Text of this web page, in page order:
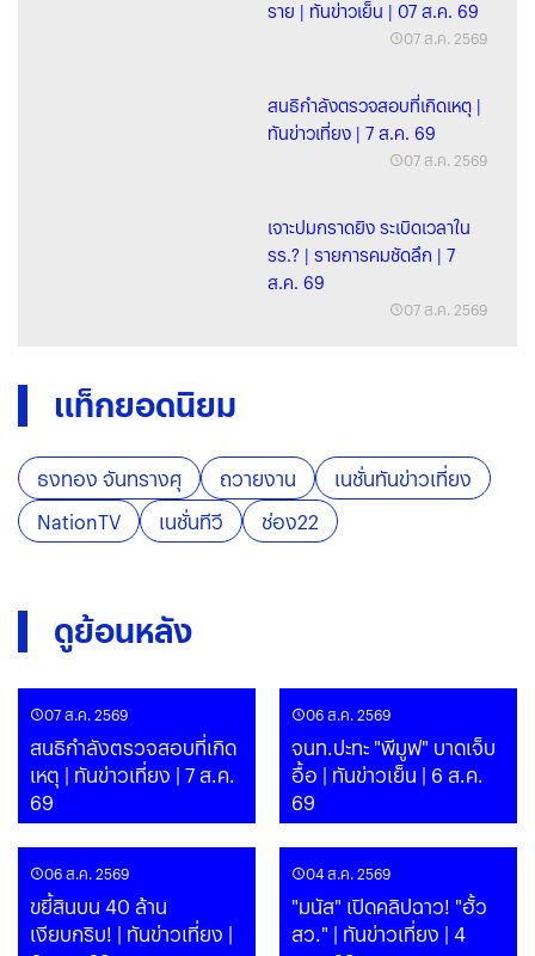
ราย | ทันข่าวเย็น | 07 ส.ค. 69
07 ส.ค. 2569
สนธิกำลังตรวจสอบที่เกิดเหตุ |
ทันข่าวเที่ยง | 7 ส.ค. 69
07 ส.ค. 2569
เจาะปมกราดยิง ระเบิดเวลาใน
รร.? | รายการคมชัดลึก | 7
ส.ค. 69
07 ส.ค. 2569
แท็กยอดนิยม
ธงทอง จันทรางศุ ถวายงาน
เนชั่นทันข่าวเที่ยง
NationTV
เนชั่นทีวี ช่อง22
ดูย้อนหลัง
07 ส.ค. 2569
สนธิกำลังตรวจสอบที่เกิด
เหตุ | ทันข่าวเที่ยง | 7 ส.ค.
69
06 ส.ค. 2569
จนท.ปะทะ "พีมูฟ" บาดเจ็บ
อื้อ | ทันข่าวเย็น | 6 ส.ค.
69
06 ส.ค. 2569
ขยี้สินบน 40 ล้าน
เงียบกริบ! | ทันข่าวเที่ยง |
04 ส.ค. 2569
"มนัส" เปิดคลิปฉาว! "ฮั้ว
สว." | ทันข่าวเที่ยง | 4